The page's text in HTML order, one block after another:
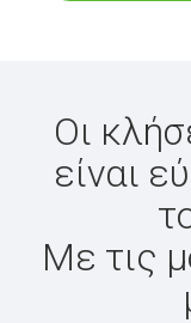
Οι
είναι
Με τις